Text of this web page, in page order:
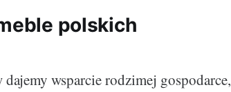
polskich
wsparcie rodzimej gospodarce,